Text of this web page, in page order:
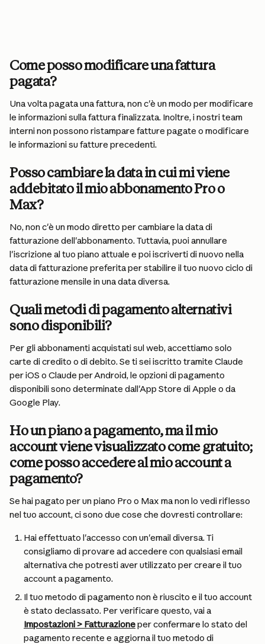
Come posso modificare una fattura
pagata?
Una volta pagata una fattura, non c'è un modo per modificare
le informazioni sulla fattura finalizzata. Inoltre, i nostri team
interni non possono ristampare fatture pagate o modificare
le informazioni su fatture precedenti.
Posso cambiare la data in cui mi viene
addebitato il mio abbonamento Pro o
Max?
No, non c'è un modo diretto per cambiare la data di
fatturazione dell'abbonamento. Tuttavia, puoi annullare
l'iscrizione al tuo piano attuale e poi iscriverti di nuovo nella
data di fatturazione preferita per stabilire il tuo nuovo ciclo di
fatturazione mensile in una data diversa.
Quali metodi di pagamento alternativi
sono disponibili?
Per gli abbonamenti acquistati sul web, accettiamo solo
carte di credito o di debito. Se ti sei iscritto tramite Claude
per iOS o Claude per Android, le opzioni di pagamento
disponibili sono determinate dall'App Store di Apple o da
Google Play.
Ho un piano a pagamento, ma il mio
account viene visualizzato come gratuito;
come posso accedere al mio account a
pagamento?
Se hai pagato per un piano Pro o Max ma non lo vedi riflesso
nel tuo account, ci sono due cose che dovresti controllare:
Hai effettuato l'accesso con un'email diversa. Ti
consigliamo di provare ad accedere con qualsiasi email
alternativa che potresti aver utilizzato per creare il tuo
account a pagamento.
Il tuo metodo di pagamento non è riuscito e il tuo account
è stato declassato. Per verificare questo, vai a
Impostazioni > Fatturazione per confermare lo stato del
pagamento recente e aggiorna il tuo metodo di